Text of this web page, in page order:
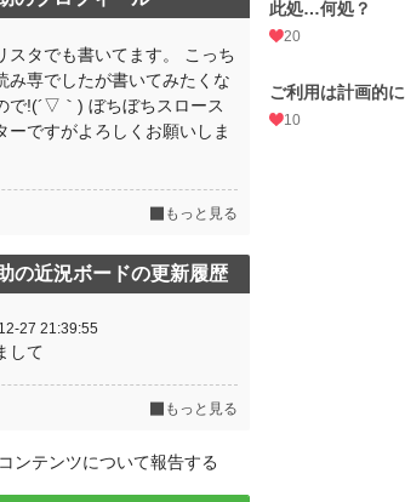
此処…何処？
20
ご利用は計画的に
10
スタでも書いてます。 こっち
み専でしたが書いてみたくな
で!(´▽｀) ぼちぼちスロース
ーですがよろしくお願いしま
もっと見る
の近況ボードの更新履歴
27 21:39:55
して
もっと見る
ンテンツについて報告する